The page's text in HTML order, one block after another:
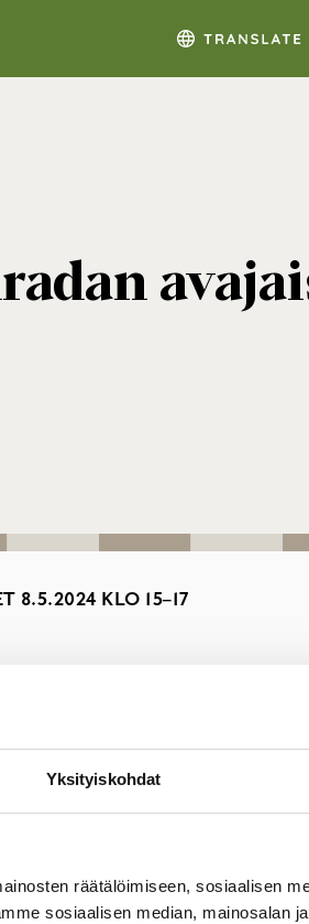
Yksityiskohdat
räätälöimiseen, sosiaalisen
sosiaalisen median, mainosalan
8.5.2024 KLO 15–17
kello 15–17!
lopputulos. Rata valmistui